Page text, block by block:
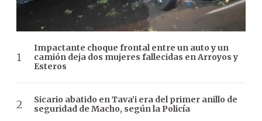
Impactante choque frontal entre un auto y un
camión deja dos mujeres fallecidas en Arroyos y
Esteros
Sicario abatido en Tava’i era del primer anillo de
seguridad de Macho, según la Policía